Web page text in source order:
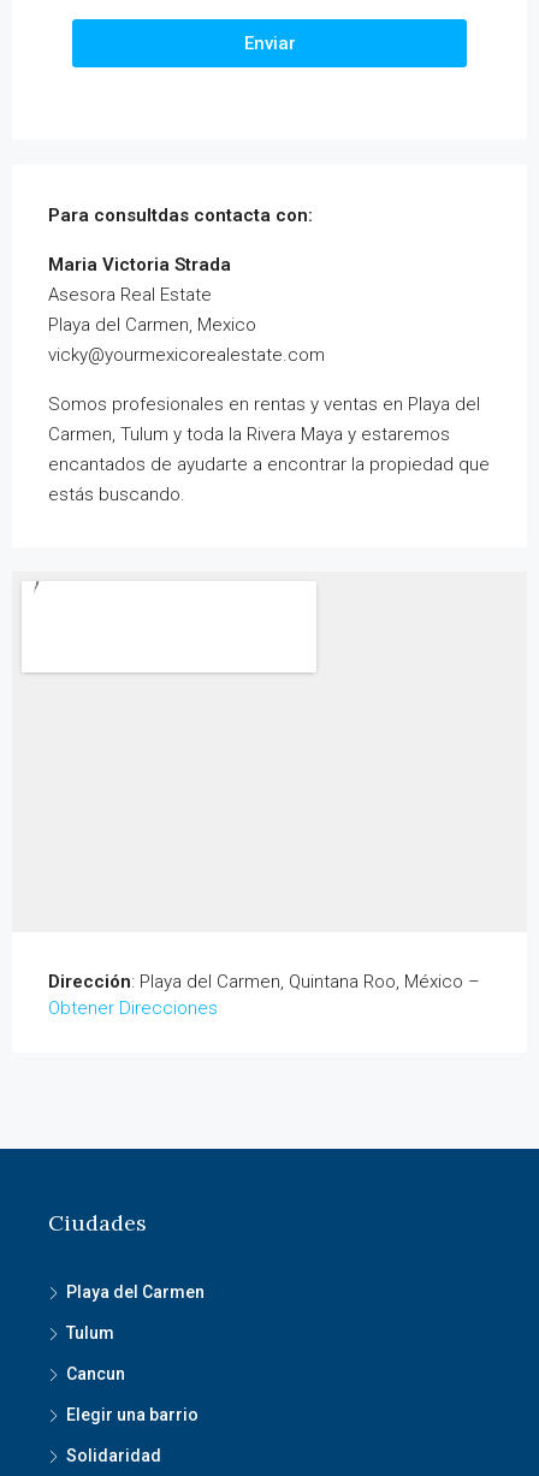
Enviar
Para consultdas contacta con:
Maria Victoria Strada
Asesora Real Estate
Playa del Carmen, Mexico
vicky@yourmexicorealestate.com
Somos profesionales en rentas y ventas en Playa del
Carmen, Tulum y toda la Rivera Maya y estaremos
encantados de ayudarte a encontrar la propiedad que
estás buscando.
Dirección: Playa del Carmen, Quintana Roo, México –
Obtener Direcciones
Ciudades
Playa del Carmen
Tulum
Cancun
Elegir una barrio
Solidaridad